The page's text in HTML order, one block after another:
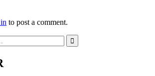
to post a comment.